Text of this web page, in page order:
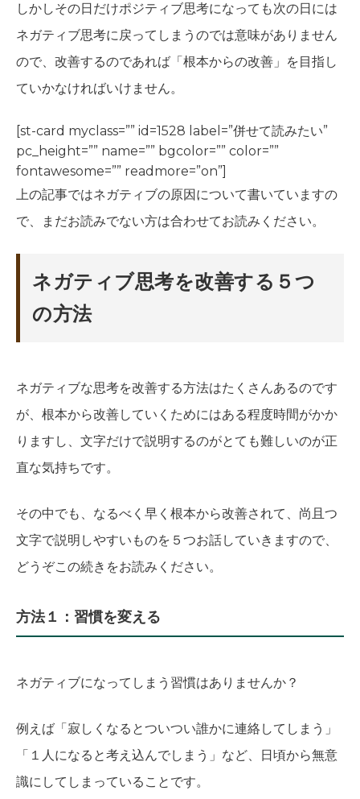
しかしその日だけポジティブ思考になっても次の日には
ネガティブ思考に戻ってしまうのでは意味がありません
ので、改善するのであれば「根本からの改善」を目指し
ていかなければいけません。
[st-card myclass=”” id=1528 label=”併せて読みたい”
pc_height=”” name=”” bgcolor=”” color=””
fontawesome=”” readmore=”on”]
上の記事ではネガティブの原因について書いていますの
で、まだお読みでない方は合わせてお読みください。
ネガティブ思考を改善する５つ
の方法
ネガティブな思考を改善する方法はたくさんあるのです
が、根本から改善していくためにはある程度時間がかか
りますし、文字だけで説明するのがとても難しいのが正
直な気持ちです。
その中でも、なるべく早く根本から改善されて、尚且つ
文字で説明しやすいものを５つお話していきますので、
どうぞこの続きをお読みください。
方法１：習慣を変える
ネガティブになってしまう習慣はありませんか？
例えば「寂しくなるとついつい誰かに連絡してしまう」
「１人になると考え込んでしまう」など、日頃から無意
識にしてしまっていることです。